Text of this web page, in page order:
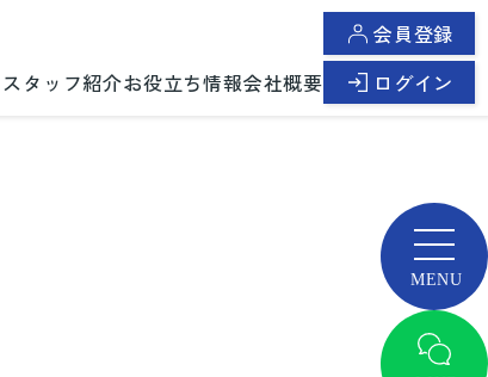
スタッフ紹介お役立ち情報会社概要
会員登録
ログイン